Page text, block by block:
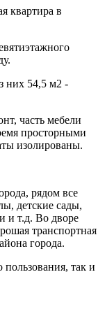
квартира в
них 54,5 м2 -
часть мебели
просторными
изолированы.
рядом все
детские сады,
и т.д. Во дворе
транспортная
города.
пользования, так и